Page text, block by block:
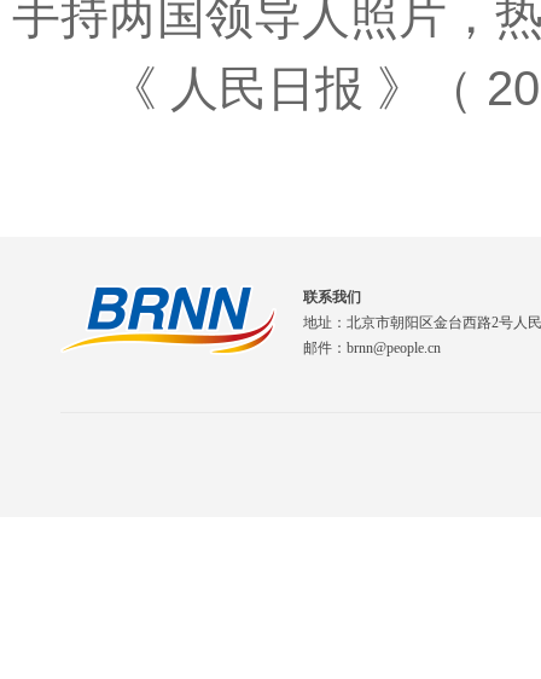
手持两国领导人照片，
《 人民日报 》（
联系我们
地址：北京市朝阳区金台西路2号人
邮件：brnn@people.cn